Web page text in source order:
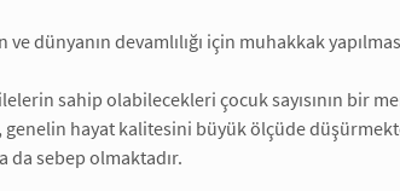
ve dünyanın devamlılığı için muhakkak
sahip olabilecekleri çocuk sayısının bir
hayat kalitesini büyük ölçüde
da sebep olmaktadır.